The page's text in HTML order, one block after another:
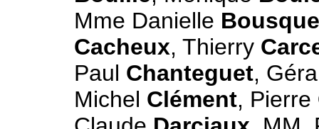
Mme Danielle
Cacheux, Thierry
Paul Chanteguet,
Michel Clément, Pierre